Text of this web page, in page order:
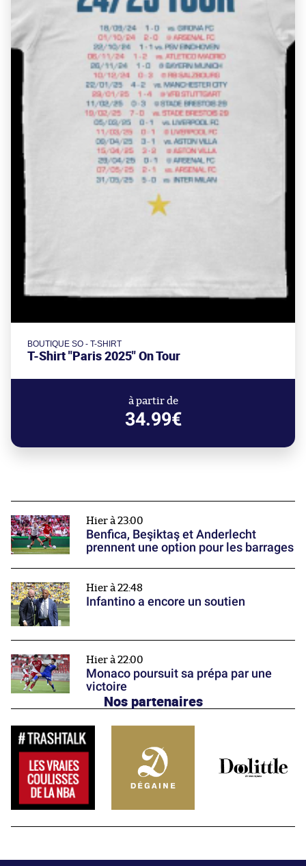
BOUTIQUE SO - T-SHIRT
T-Shirt "Paris 2025" On Tour
à partir de
34.99€
Hier à 23:00
Benfica, Beşiktaş et Anderlecht
prennent une option pour les barrages
Hier à 22:48
Infantino a encore un soutien
Hier à 22:00
Monaco poursuit sa prépa par une
victoire
Nos partenaires